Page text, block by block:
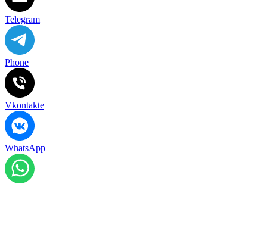
Telegram
Phone
Vkontakte
WhatsApp